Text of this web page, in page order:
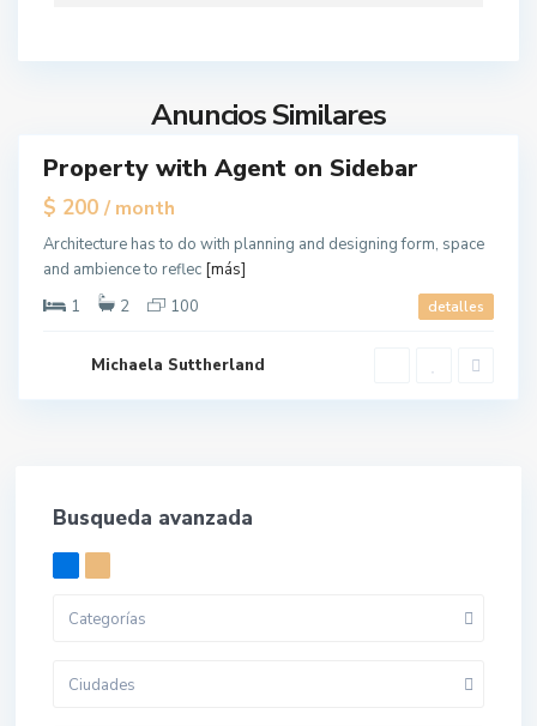
Anuncios Similares
Property with Agent on Sidebar
$ 200 / month
Architecture has to do with planning and designing form, space
and ambience to reflec [más]
1
2 100 detalles
Michaela Suttherland
Busqueda avanzada
Categorías
Ciudades